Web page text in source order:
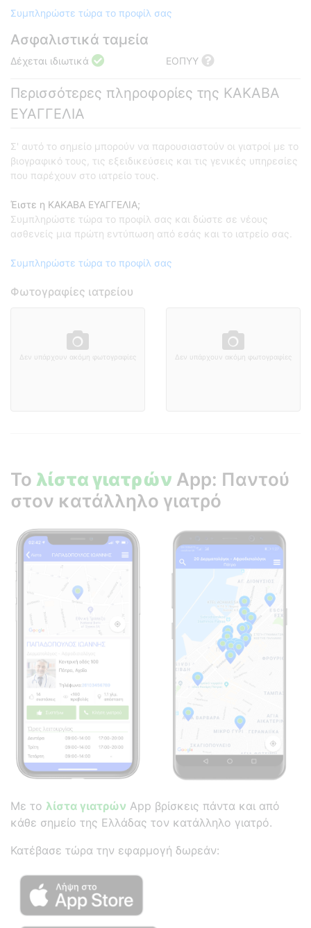
Συμπληρώστε τώρα το προφίλ σας
Ασφαλιστικά ταμεία
Δέχεται ιδιωτικά ΕΟΠΥΥ
Περισσότερες πληροφορίες της ΚΑΚΑΒΑ
ΕΥΑΓΓΕΛΙΑ
Σ' αυτό το σημείο μπορούν να παρουσιαστούν οι γιατροί με το
βιογραφικό τους, τις εξειδικεύσεις και τις γενικές υπηρεσίες
που παρέχουν στο ιατρείο τους.
Έιστε η ΚΑΚΑΒΑ ΕΥΑΓΓΕΛΙΑ;
Συμπληρώστε τώρα το προφίλ σας και δώστε σε νέους
ασθενείς μια πρώτη εντύπωση από εσάς και το ιατρείο σας.
Συμπληρώστε τώρα το προφίλ σας
Φωτογραφίες ιατρείου
Δεν υπάρχουν ακόμη φωτογραφίες Δεν υπάρχουν ακόμη φωτογραφίες
Το λίστα γιατρών App: Παντού
στον κατάλληλο γιατρό
Με το λίστα γιατρών App βρίσκεις πάντα και από
κάθε σημείο της Ελλάδας τον κατάλληλο γιατρό.
Κατέβασε τώρα την εφαρμογή δωρεάν: